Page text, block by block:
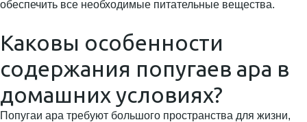
обеспечить все необходимые питательные вещества.
Каковы особенности
содержания попугаев ара в
домашних условиях?
Попугаи ара требуют большого пространства для жизни,